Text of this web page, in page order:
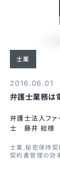
士業
2016.06.01
弁護士業務は
弁護士法人ファ
士 藤井 総様
士業 秘密保持契
契約書管理の効